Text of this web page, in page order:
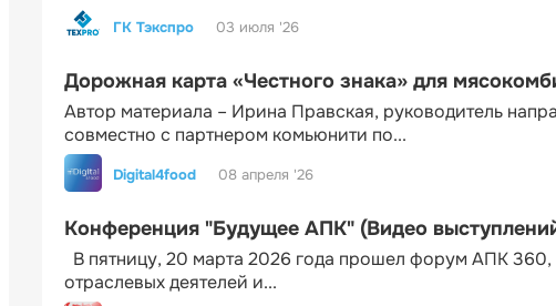
ГК Тэкспро 03 июля '26
Дорожная карта «Честного знака» для
Автор материала – Ирина Правская, руководитель
совместно с партнером комьюнити по...
Digital4food 08 апреля '26
Конференция "Будущее АПК" (Видео
В пятницу, 20 марта 2026 года прошел форум АПК
отраслевых деятелей и...